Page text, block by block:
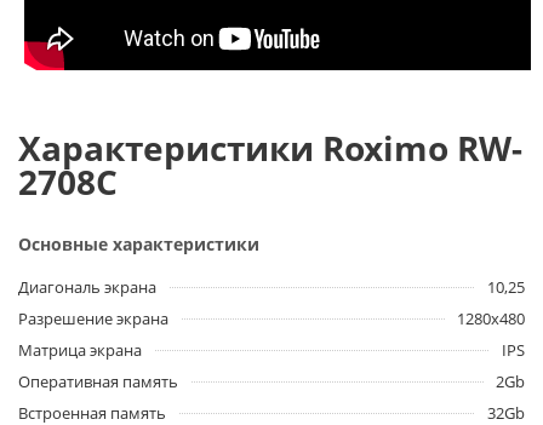
Характеристики Roximo RW-
2708C
Основные характеристики
Диагональ экрана
10,25
Разрешение экрана
1280x480
Матрица экрана
IPS
Оперативная память
2Gb
Встроенная память
32Gb